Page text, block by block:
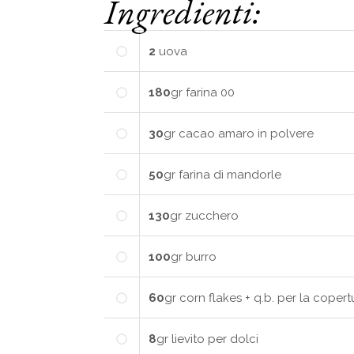
Ingredienti:
2 uova
180gr farina 00
30gr cacao amaro in polvere
50gr farina di mandorle
130gr zucchero
100gr burro
60gr corn flakes + q.b. per la
8gr lievito per dolci